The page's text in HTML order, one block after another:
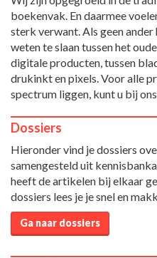
boekenvak. En daarmee
sterk verwant. Als geen
weten te slaan tussen het
digitale producten, tussen
drukinkt en pixels. Voor alle
spectrum liggen, kunt u bij
Dossiers
Hieronder vind je dossiers
samengesteld uit
heeft de artikelen bij elkaar
dossiers lees je je snel en
Ga naar dossiers